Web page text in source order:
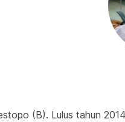
(B). Lulus tahun